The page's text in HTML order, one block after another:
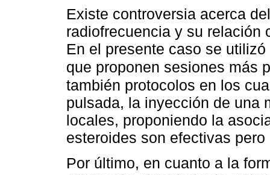
Existe controversia acerca
radiofrecuencia y su relación
En el presente caso se
que proponen sesiones más
también protocolos en los
pulsada, la inyección de una
locales, proponiendo la
esteroides son efectivas
Por último, en cuanto a la